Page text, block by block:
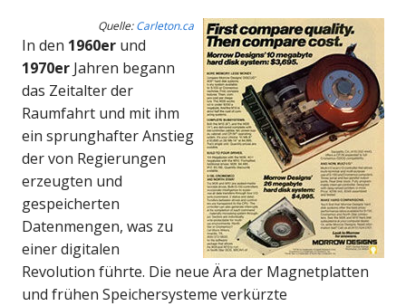
Quelle:Carleton.ca
In den 1960er und
1970er Jahren begann
das Zeitalter der
Raumfahrt und mit ihm
ein sprunghafter Anstieg
der von Regierungen
erzeugten und
gespeicherten
Datenmengen, was zu
einer digitalen
Revolution führte. Die neue Ära der Magnetplatten
und frühen Speichersysteme verkürzte